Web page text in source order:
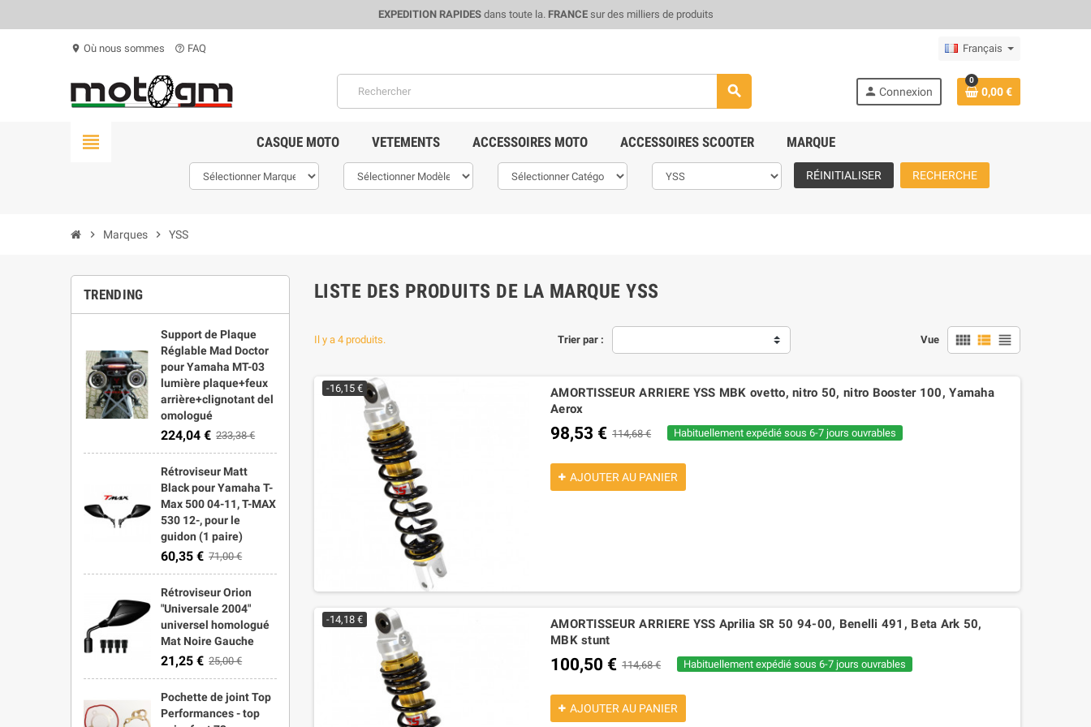
EXPEDITION RAPIDESdans toute la. FRANCEsur des milliers de produits
location_on Où nous sommes help_outline FAQ Français
search person Connexion
0
0,00 €
view_headline CASQUE MOTO VETEMENTS ACCESSOIRES MOTO ACCESSOIRES SCOOTER MARQUE
RÉINITIALISER RECHERCHE
chevron_right Marques chevron_right YSS
TRENDING
Support de Plaque
Réglable Mad Doctor
pour Yamaha MT-03
lumière plaque+feux
arrière+clignotant del
omologué
224,04 € 233,38 €
Rétroviseur Matt
Black pour Yamaha T-
Max 500 04-11, T-MAX
530 12-, pour le
guidon (1 paire)
60,35 € 71,00 €
Rétroviseur Orion
"Universale 2004"
universel homologué
Mat Noire Gauche
21,25 € 25,00 €
Pochette de joint Top
Performances - top
LISTE DES PRODUITS DE LA MARQUE YSS
Trier par : Vue view_comfy view_list view_headline
Il y a 4 produits.
-16,15 €
AMORTISSEUR ARRIERE YSS MBK ovetto, nitro 50, nitro Booster 100, Yamaha
Aerox
98,53 € 114,68 € Habituellement expédié sous 6-7 jours ouvrables
AJOUTER AU PANIER
-14,18 €
AMORTISSEUR ARRIERE YSS Aprilia SR 50 94-00, Benelli 491, Beta Ark 50,
MBK stunt
100,50 € 114,68 € Habituellement expédié sous 6-7 jours ouvrables
AJOUTER AU PANIER